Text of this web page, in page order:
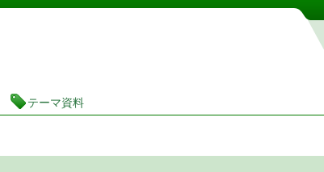
茨城県立図書館 蔵書検索・予約システム
テーマ資料